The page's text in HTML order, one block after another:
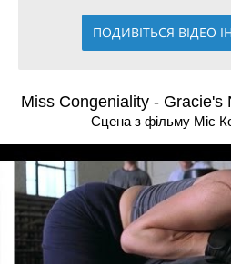
ПОДИВІТЬСЯ ВІДЕО
Miss Congeniality - Gracie's
Сцена з фільму Міс